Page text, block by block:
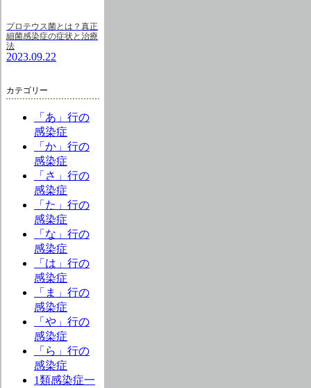
プロテウス菌とは？真正
細菌感染症の症状と治療
法
2023.09.22
カテゴリー
「あ」行の
感染症
「か」行の
感染症
「さ」行の
感染症
「た」行の
感染症
「な」行の
感染症
「は」行の
感染症
「ま」行の
感染症
「や」行の
感染症
「ら」行の
感染症
1類感染症一